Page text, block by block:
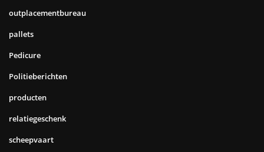
outplacementbureau
pallets
Pedicure
Politieberichten
producten
relatiegeschenk
scheepvaart